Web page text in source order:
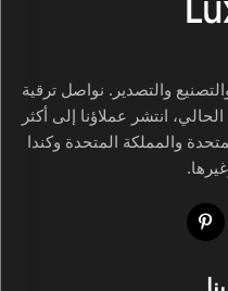
والتصدير. نواصل ترقية
انتشر عملاؤنا إلى أكثر
والمملكة المتحدة وكندا